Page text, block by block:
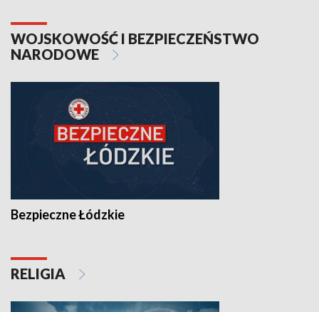
WOJSKOWOŚĆ I BEZPIECZEŃSTWO
NARODOWE
Bezpieczne Łódzkie
RELIGIA